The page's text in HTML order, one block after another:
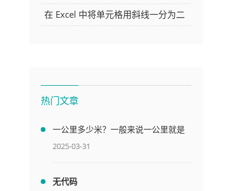
骤及技巧
在 Excel 中将单元格用斜线一分为二
热门文章
一公里多少米？一般来说一公里就是
1000米
2025-03-31
无代码